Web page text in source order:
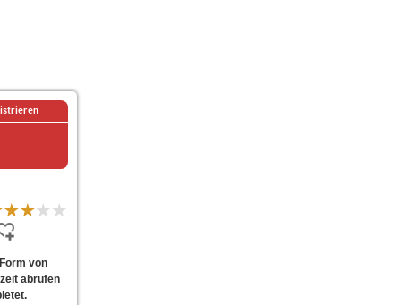
von
abrufen